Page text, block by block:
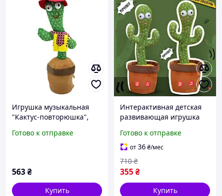
Игрушка музыкальная
"Кактус-повторюшка",
Готово к отправке
563₴
Купить
Интерактивная детская
развивающая игрушка
кактус танцы с музыкой
dancing cactus
Готово к отправке
от36₴/мес
355₴
710 ₴
Купить